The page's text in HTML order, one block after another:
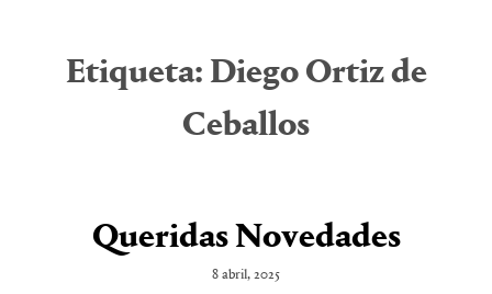
Etiqueta: Diego Ortiz de
Ceballos
Queridas Novedades
8 abril, 2025